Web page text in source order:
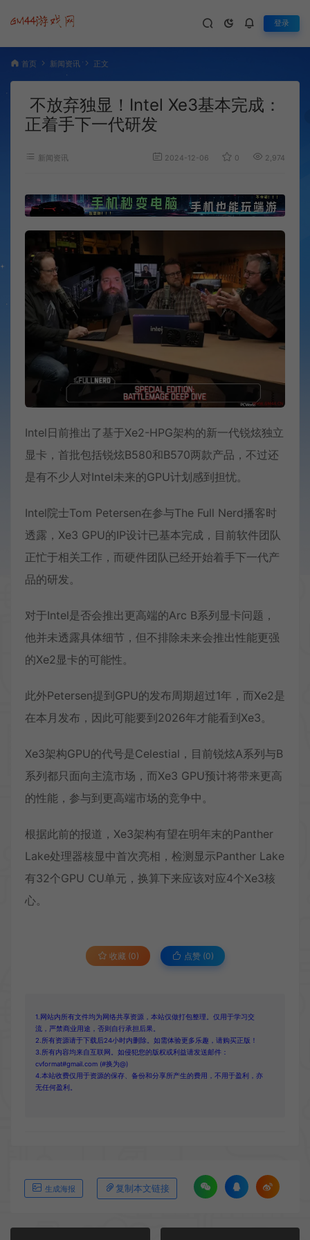
登录
首页 新闻资讯 正文
不放弃独显！Intel Xe3基本完成：
正着手下一代研发
新闻资讯 2024-12-06 0 2,974
Intel日前推出了基于Xe2-HPG架构的新一代锐炫独立
显卡，首批包括锐炫B580和B570两款产品，不过还
是有不少人对Intel未来的GPU计划感到担忧。
Intel院士Tom Petersen在参与The Full Nerd播客时
透露，Xe3 GPU的IP设计已基本完成，目前软件团队
正忙于相关工作，而硬件团队已经开始着手下一代产
品的研发。
对于Intel是否会推出更高端的Arc B系列显卡问题，
他并未透露具体细节，但不排除未来会推出性能更强
的Xe2显卡的可能性。
此外Petersen提到GPU的发布周期超过1年，而Xe2是
在本月发布，因此可能要到2026年才能看到Xe3。
Xe3架构GPU的代号是Celestial，目前锐炫A系列与B
系列都只面向主流市场，而Xe3 GPU预计将带来更高
的性能，参与到更高端市场的竞争中。
根据此前的报道，Xe3架构有望在明年末的Panther
Lake处理器核显中首次亮相，检测显示Panther Lake
有32个GPU CU单元，换算下来应该对应4个Xe3核
心。
收藏 (0) 点赞 (0)
1.网站内所有文件均为网络共享资源，本站仅做打包整理。仅用于学习交
流，严禁商业用途，否则自行承担后果。
2.所有资源请于下载后24小时内删除。如需体验更多乐趣，请购买正版！
3.所有内容均来自互联网。如侵犯您的版权或利益请发送邮件：
cvformat#gmail.com (#换为@)
4.本站收费仅用于资源的保存、备份和分享所产生的费用，不用于盈利，亦
无任何盈利。
生成海报 复制本文链接